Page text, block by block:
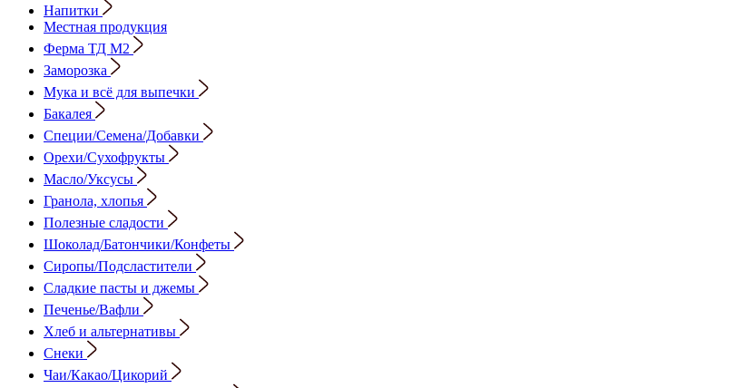
Напитки
Местная продукция
Ферма ТД М2
Заморозка
Мука и всё для выпечки
Бакалея
Специи/Семена/Добавки
Орехи/Сухофрукты
Масло/Уксусы
Гранола, хлопья
Полезные сладости
Шоколад/Батончики/Конфеты
Сиропы/Подсластители
Сладкие пасты и джемы
Печенье/Вафли
Хлеб и альтернативы
Снеки
Чаи/Какао/Цикорий